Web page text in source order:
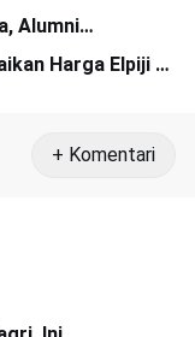
Alumni
Harga Elpiji 3
+ Komentari